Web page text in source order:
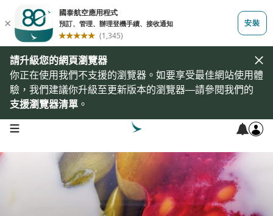
請升級您的網頁瀏覽器
你正在使用我們不支援的瀏覽器。如要享受最佳網站使用體
驗，我們建議你升級至更新版本的瀏覽器—請參閱我們的
支援瀏覽器清單 。
open navigation menu